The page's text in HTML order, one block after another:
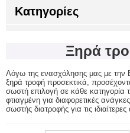
Κατηγορίες
Ξηρά
Λόγω της ενασχόλησης μας με
ξηρά τροφή προσεκτικά,
σωστή επιλογή σε κάθε κατηγορία
φτιαγμένη για διαφορετικές
σωστής διατροφής για τις